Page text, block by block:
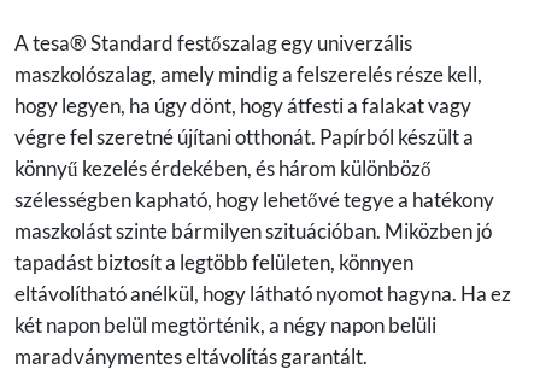
A tesa® Standard festőszalag egy univerzális
maszkolószalag, amely mindig a felszerelés része kell,
hogy legyen, ha úgy dönt, hogy átfesti a falakat vagy
végre fel szeretné újítani otthonát. Papírból készült a
könnyű kezelés érdekében, és három különböző
szélességben kapható, hogy lehetővé tegye a hatékony
maszkolást szinte bármilyen szituációban. Miközben jó
tapadást biztosít a legtöbb felületen, könnyen
eltávolítható anélkül, hogy látható nyomot hagyna. Ha ez
két napon belül megtörténik, a négy napon belüli
maradványmentes eltávolítás garantált.